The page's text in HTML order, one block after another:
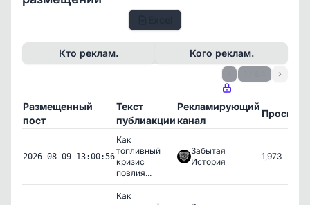
Кто реклам. Кого реклам.
›
Размещенный
пост
Текст
публиакции
Рекламирующий
канал
2026-08-09 13:00:56
Как
топливный
кризис
повлия...
Забытая
История
1,973
Как